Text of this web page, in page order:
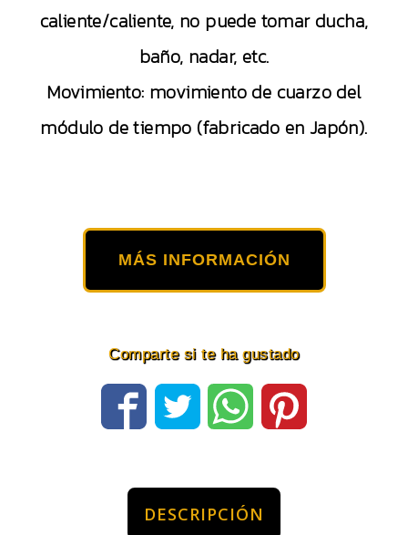
caliente/caliente, no puede tomar ducha,
baño, nadar, etc.
Movimiento: movimiento de cuarzo del
módulo de tiempo (fabricado en Japón).
MÁS INFORMACIÓN
Comparte si te ha gustado
DESCRIPCIÓN